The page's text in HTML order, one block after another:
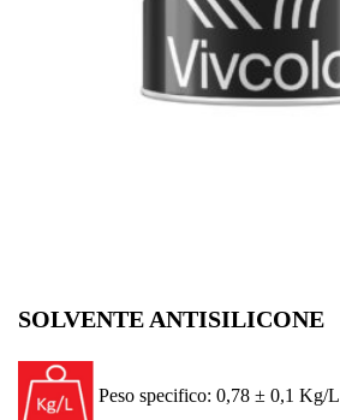
SOLVENTE ANTISILICONE
Peso specifico: 0,78 ± 0,1 Kg/L